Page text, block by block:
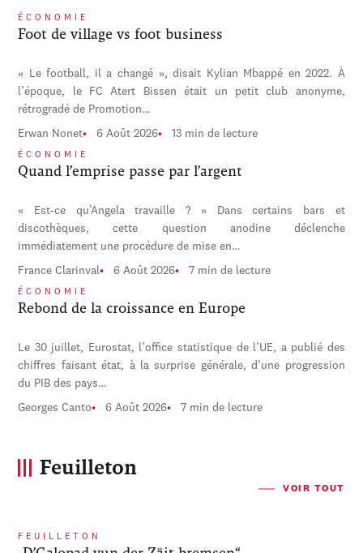
ÉCONOMIE
Foot de village vs foot business
« Le football, il a changé », disait Kylian Mbappé en 2022. À
l’époque, le FC Atert Bissen était un petit club anonyme,
rétrogradé de Promotion…
Erwan Nonet 6 Août 2026 13 min de lecture
ÉCONOMIE
Quand l’emprise passe par l’argent
« Est-ce qu’Angela travaille ? » Dans certains bars et
discothèques, cette question anodine déclenche
immédiatement une procédure de mise en…
France Clarinval 6 Août 2026 7 min de lecture
ÉCONOMIE
Rebond de la croissance en Europe
Le 30 juillet, Eurostat, l’office statistique de l’UE, a publié des
chiffres faisant état, à la surprise générale, d’une progression
du PIB des pays…
Georges Canto 6 Août 2026 7 min de lecture
Feuilleton
VOIR TOUT
FEUILLETON